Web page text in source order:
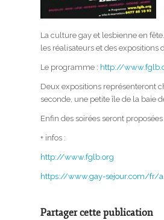
La culture gay et lesbienne en
les réalisateurs et des expositions
Le programme : http://
Deux expositions représenteront
seconde, une petite île de la baie
Enfin des soirées seront
+ infos :
http://www.fglb.org
https://www.gay-sejour.com/fr/
Partager cette publication